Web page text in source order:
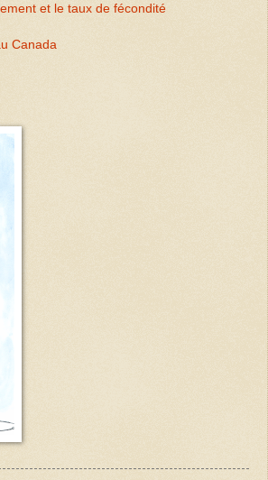
et le taux de fécondité
Canada